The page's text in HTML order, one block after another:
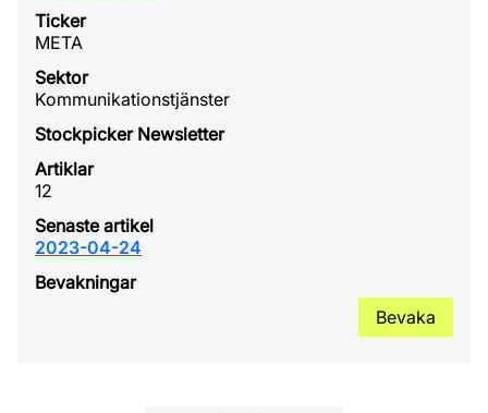
META
Kommunikationstjänster
12
2023-04-24
Bevaka